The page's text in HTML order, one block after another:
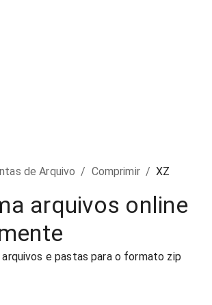
de Arquivo / Comprimir / XZ
arquivos online
e pastas para o formato zip